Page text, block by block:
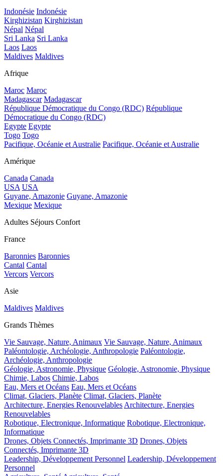
Indonésie Indonésie
Kirghizistan Kirghizistan
Népal Népal
Sri Lanka Sri Lanka
Laos Laos
Maldives Maldives
Afrique
Maroc Maroc
Madagascar Madagascar
République Démocratique du Congo (RDC) République
Démocratique du Congo (RDC)
Egypte Egypte
Togo Togo
Pacifique, Océanie et Australie Pacifique, Océanie et Australie
Amérique
Canada Canada
USA USA
Guyane, Amazonie Guyane, Amazonie
Mexique Mexique
Adultes Séjours Confort
France
Baronnies Baronnies
Cantal Cantal
Vercors Vercors
Asie
Maldives Maldives
Grands Thèmes
Vie Sauvage, Nature, Animaux Vie Sauvage, Nature, Animaux
Paléontologie, Archéologie, Anthropologie Paléontologie,
Archéologie, Anthropologie
Géologie, Astronomie, Physique Géologie, Astronomie, Physique
Chimie, Labos Chimie, Labos
Eau, Mers et Océans Eau, Mers et Océans
Climat, Glaciers, Planète Climat, Glaciers, Planète
Architecture, Energies RenouvelablesArchitecture, Energies
Renouvelables
Robotique, Electronique, Informatique Robotique, Electronique,
Informatique
Drones, Objets Connectés, Imprimante 3D Drones, Objets
Connectés, Imprimante 3D
Leadership, Développement Personnel Leadership, Développement
Personnel